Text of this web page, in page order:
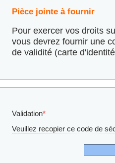
Pièce jointe à fournir
Pour exercer vos droits
vous devrez fournir une copie d'une pièce d'identité en cours
Validation*
Veuillez recopier ce code de